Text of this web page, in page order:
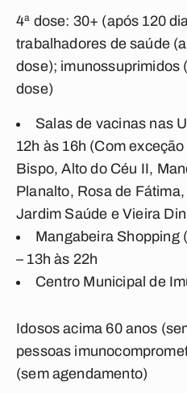
4ª dose: 30+ (após 120
trabalhadores de saúde
dose); imunossuprimidos
dose)
Salas de vacinas nas
12h às 16h (Com
Bispo, Alto do Céu II,
Planalto, Rosa de
Jardim Saúde e Vieira
Mangabeira Shopping
– 13h às 22h
Centro Municipal de
Idosos acima 60 anos
pessoas
(sem agendamento)